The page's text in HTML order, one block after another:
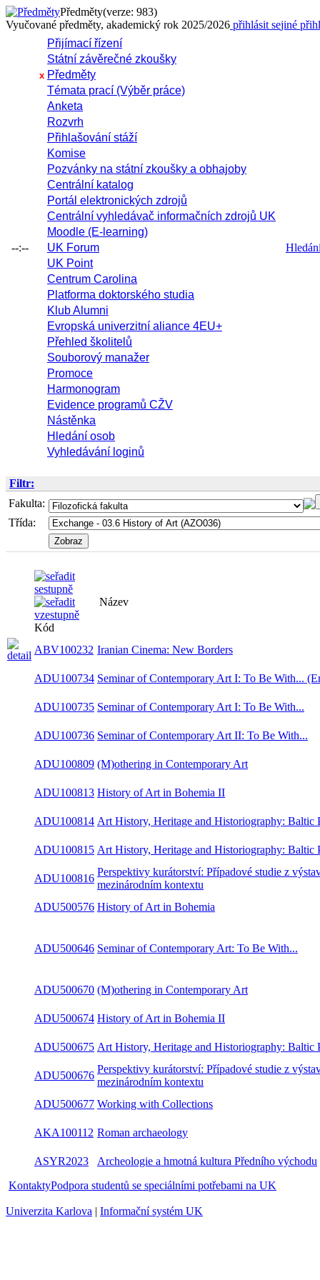
Předměty(verze: 983)
Vyučované předměty, akademický rok 2025/2026 přihlásit sejiné
--:--
Přijímací řízení
Státní závěrečné zkoušky
x Předměty
Témata prací (Výběr práce)
Anketa
Rozvrh
Přihlašování stáží
Komise
Pozvánky na státní zkoušky a obhajoby
Centrální katalog
Portál elektronických zdrojů
Centrální vyhledávač informačních zdrojů UK
Moodle (E-learning)
UK Forum
UK Point
Centrum Carolina
Platforma doktorského studia
Klub Alumni
Evropská univerzitní aliance 4EU+
Přehled školitelů
Souborový manažer
Promoce
Harmonogram
Evidence programů CŽV
Nástěnka
Hledání osob
Vyhledávání loginů
Filtr:
Fakulta:
Třída:
Kód
ABV100232 Iranian Cinema: New Borders
ADU100734 Seminar of Contemporary Art I: To Be With...
ADU100735 Seminar of Contemporary Art I: To Be With...
ADU100736 Seminar of Contemporary Art II: To Be With...
ADU100809 (M)othering in Contemporary Art
ADU100813 History of Art in Bohemia II
ADU100814 Art History, Heritage and Historiography: Baltic
Perspectives
ADU100815 Art History, Heritage and Historiography: Baltic
Perspectives
ADU100816 Perspektivy kurátorství: Případové studie z
v mezinárodním kontextu
ADU500576 History of Art in Bohemia
ADU500646 Seminar of Contemporary Art: To Be With...
ADU500670 (M)othering in Contemporary Art
ADU500674 History of Art in Bohemia II
ADU500675 Art History, Heritage and Historiography: Baltic
Perspectives
ADU500676 Perspektivy kurátorství: Případové studie z
v mezinárodním kontextu
ADU500677 Working with Collections
AKA100112 Roman archaeology
ASYR2023
Archeologie a hmotná kultura Předního
KontaktyPodpora studentů se speciálními potřebami na UK
Univerzita Karlova | Informační systém UK